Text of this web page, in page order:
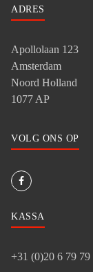
ADRES
Apollolaan 123
Amsterdam
Noord Holland
1077 AP
VOLG ONS OP
KASSA
+31 (0)20 6 79 79